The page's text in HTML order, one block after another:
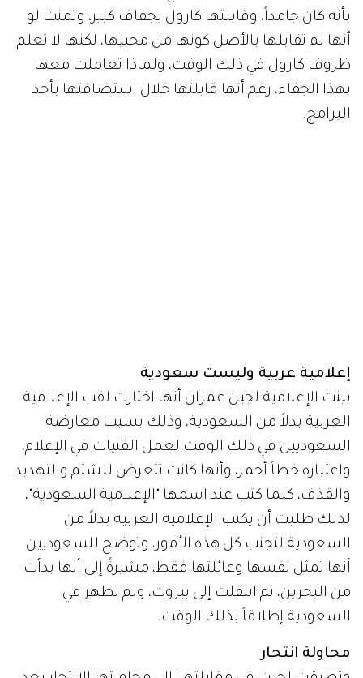
بأنه كان جامداً، وقابلتها كارول بجفاف كبير، وتمنت لو
أنها لم تقابلها بالأصل كونها من محبيها، لكنها لا تعلم
ظروف كارول في ذلك الوقت، ولماذا تعاملت معها
بهذا الجفاء، رغم أنها قابلتها خلال استضافتها بأحد
البرامج.
إعلامية عربية وليست سعودية
بينت الإعلامية لجين عمران أنها اختارت لقب الإعلامية
العربية بدلاً من السعودية، وذلك بسبب معارضة
السعوديين في ذلك الوقت لعمل الفتيات في الإعلام،
واعتباره خطاً أحمر، وأنها كانت تتعرض للشتم والتهديد
والقذف، كلما كتب عند اسمها "الإعلامية السعودية"،
لذلك طلبت أن يكتب الإعلامية العربية بدلاً من
السعودية لتجنب كل هذه الأمور، وتوضح للسعوديين
أنها تمثل نفسها وعائلتها فقط، مشيرةً إلى أنها بدأت
من البحرين، ثم انتقلت إلى بيروت، ولم تظهر في
السعودية إطلاقاً بذلك الوقت.
محاولة انتحار